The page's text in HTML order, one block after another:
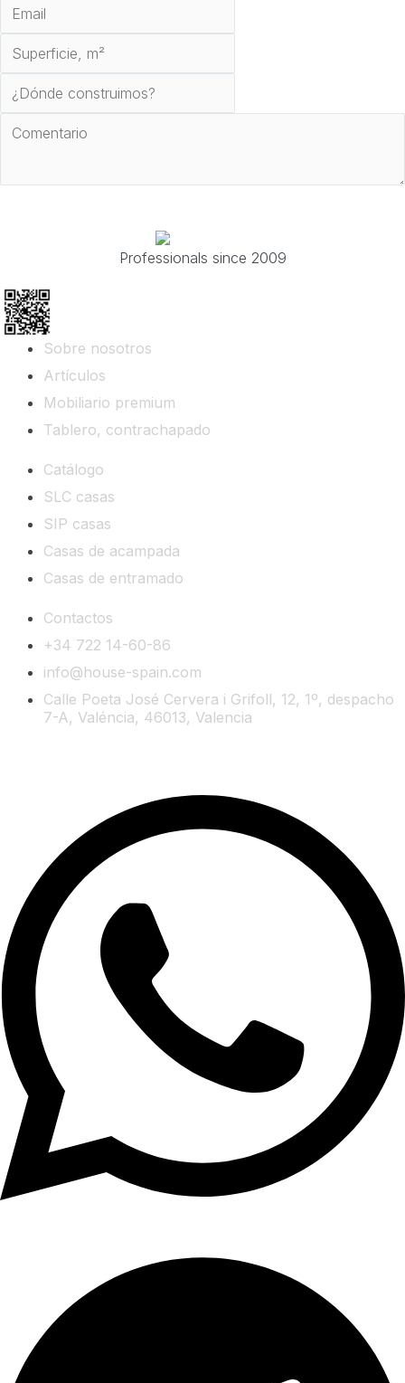
Professionals since 2009
Sobre nosotros
Artículos
Mobiliario premium
Tablero, contrachapado
Catálogo
SLC casas
SIP casas
Casas de acampada
Casas de entramado
Contactos
+34 722 14-60-86
info@house-spain.com
Calle Poeta José Cervera i Grifoll, 12, 1º, despacho
7-A, Valéncia, 46013, Valencia